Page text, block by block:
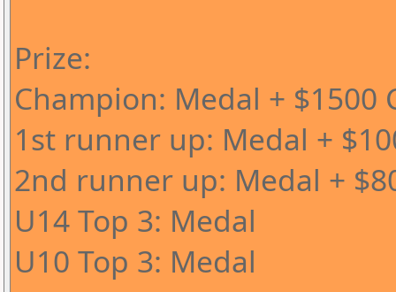
Prize:
Champion: Medal + $1500
1st runner up: Medal +
2nd runner up: Medal +
U14 Top 3: Medal
U10 Top 3: Medal